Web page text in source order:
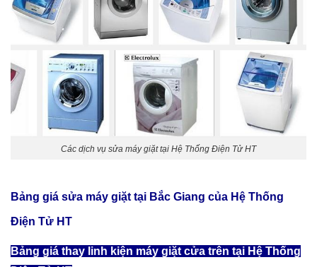
Các dịch vụ sửa máy giặt tại Hệ Thống Điện Tử HT
Bảng giá sửa máy giặt tại Bắc Giang của Hệ Thống
Điện Tử HT
Bảng giá thay linh kiện máy giặt cửa trên tại Hệ Thống